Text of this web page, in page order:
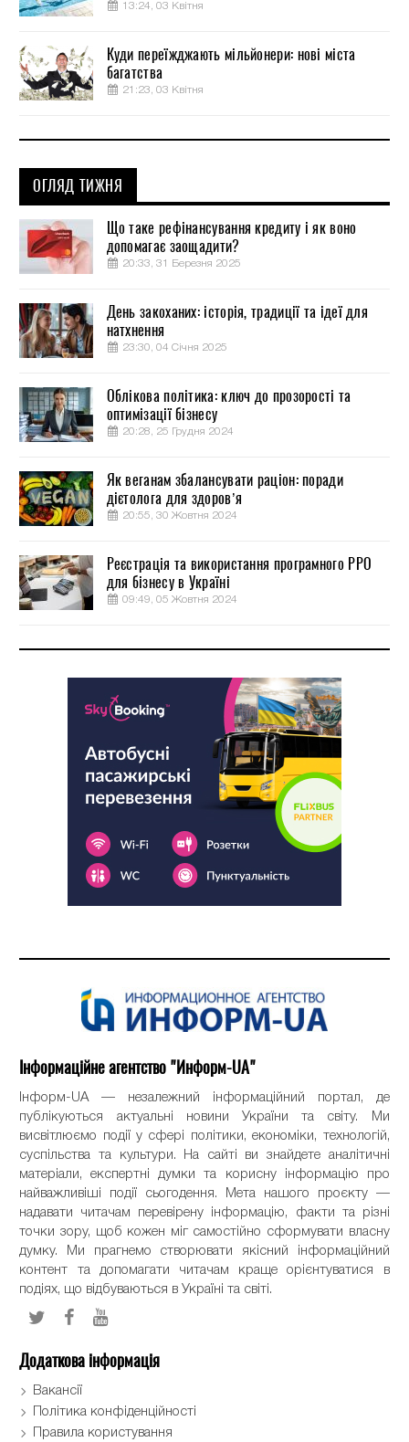
13:24, 03 Квітня
Куди переїжджають мільйонери: нові міста
багатства
21:23, 03 Квітня
ОГЛЯД ТИЖНЯ
Що таке рефінансування кредиту і як воно
допомагає заощадити?
20:33, 31 Березня 2025
День закоханих: історія, традиції та ідеї для
натхнення
23:30, 04 Січня 2025
Облікова політика: ключ до прозорості та
оптимізації бізнесу
20:28, 25 Грудня 2024
Як веганам збалансувати раціон: поради
дієтолога для здоров’я
20:55, 30 Жовтня 2024
Реєстрація та використання програмного РРО
для бізнесу в Україні
09:49, 05 Жовтня 2024
Інформаційне агентство "Информ-UA"
Інформ-UA — незалежний інформаційний портал, де
публікуються актуальні новини України та світу. Ми
висвітлюємо події у сфері політики, економіки, технологій,
суспільства та культури. На сайті ви знайдете аналітичні
матеріали, експертні думки та корисну інформацію про
найважливіші події сьогодення. Мета нашого проєкту —
надавати читачам перевірену інформацію, факти та різні
точки зору, щоб кожен міг самостійно сформувати власну
думку. Ми прагнемо створювати якісний інформаційний
контент та допомагати читачам краще орієнтуватися в
подіях, що відбуваються в Україні та світі.
Додаткова інформація
Вакансії
Політика конфіденційності
Правила користування